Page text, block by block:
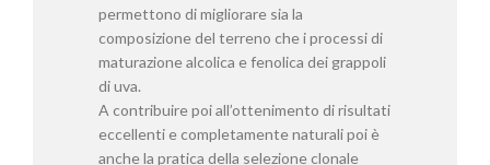
permettono di migliorare sia la
composizione del terreno che i processi di
maturazione alcolica e fenolica dei grappoli
di uva.
A contribuire poi all’ottenimento di risultati
eccellenti e completamente naturali poi è
anche la pratica della selezione clonale